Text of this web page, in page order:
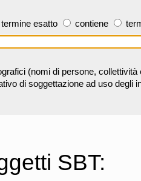
termine esatto contiene
(nomi di persone,
di soggettazione ad uso degli
SBT: